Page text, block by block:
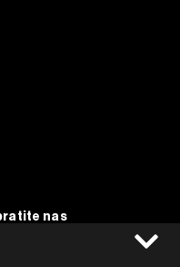
nas